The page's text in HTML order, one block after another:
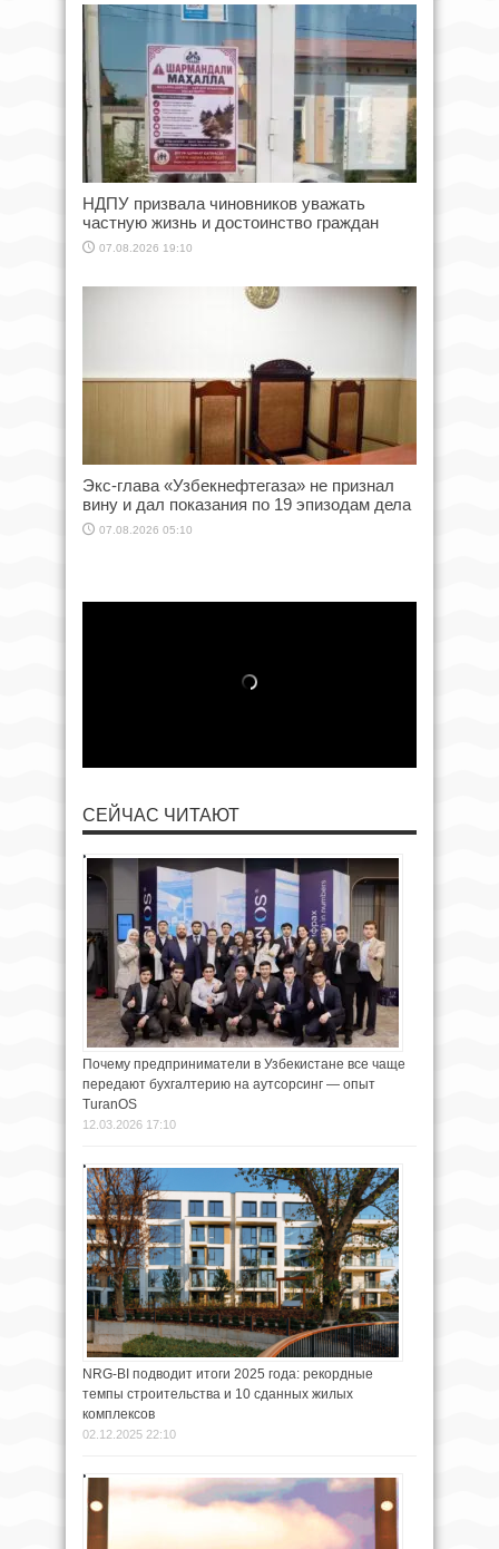
НДПУ призвала чиновников уважать
частную жизнь и достоинство граждан
07.08.2026 19:10
Экс-глава «Узбекнефтегаза» не признал
вину и дал показания по 19 эпизодам дела
07.08.2026 05:10
СЕЙЧАС ЧИТАЮТ
Почему предприниматели в Узбекистане все чаще
передают бухгалтерию на аутсорсинг — опыт
TuranOS
12.03.2026 17:10
NRG-BI подводит итоги 2025 года: рекордные
темпы строительства и 10 сданных жилых
комплексов
02.12.2025 22:10